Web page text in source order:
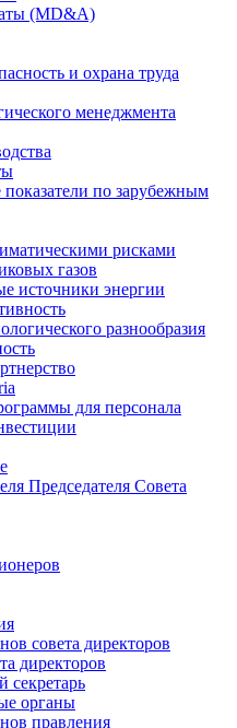
(MD&A)
и охрана труда
менеджмента
показатели по зарубежным
рисками
газов
источники энергии
разнообразия
для персонала
Председателя Совета
совета директоров
директоров
секретарь
органы
правления